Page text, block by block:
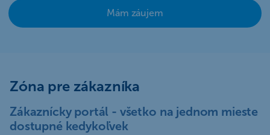
Mám záujem
Zóna pre zákazníka
Zákaznícky portál - všetko na jednom mieste
dostupné kedykoľvek